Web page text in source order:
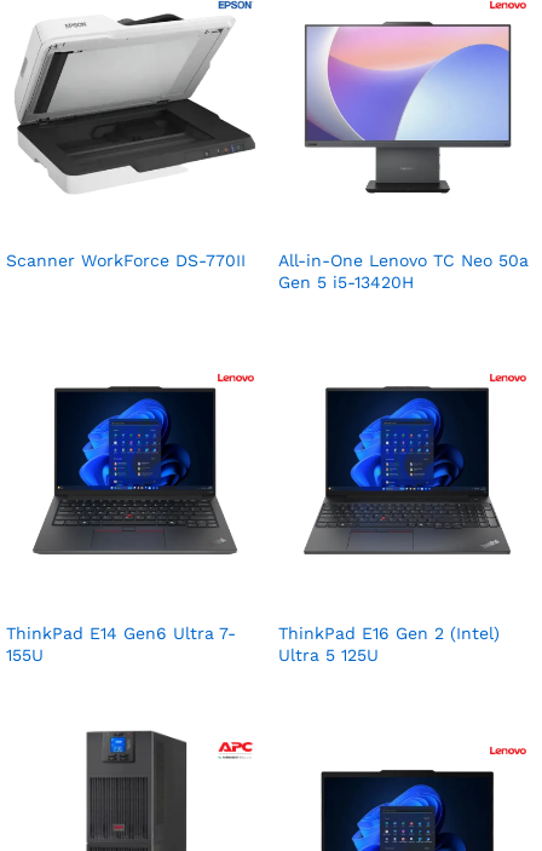
Scanner WorkForce DS-770II
All-in-One Lenovo TC Neo 50a
Gen 5 i5-13420H
ThinkPad E14 Gen6 Ultra 7-
155U
ThinkPad E16 Gen 2 (Intel)
Ultra 5 125U